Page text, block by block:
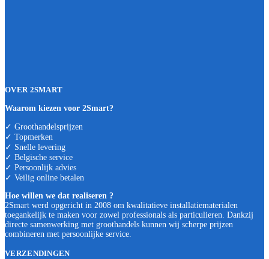
OVER 2SMART
Waarom kiezen voor 2Smart?
✓ Groothandelsprijzen
✓ Topmerken
✓ Snelle levering
✓ Belgische service
✓ Persoonlijk advies
✓ Veilig online betalen
Hoe willen we dat realiseren ?
2Smart werd opgericht in 2008 om kwalitatieve installatiematerialen
toegankelijk te maken voor zowel professionals als particulieren. Dankzij
directe samenwerking met groothandels kunnen wij scherpe prijzen
combineren met persoonlijke service.
VERZENDINGEN